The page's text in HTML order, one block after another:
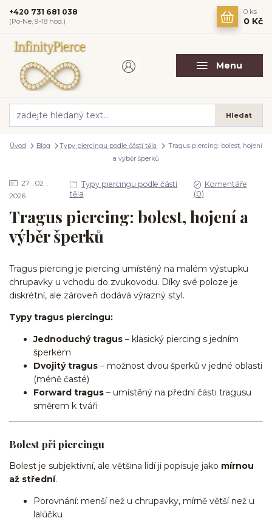
Menu
Hledat
+420 731 681 038
(Po-Ne, 9-18 hod.)
0 ks
0 Kč
Úvod Blog Typy piercingu podle částí těla
Tragus piercing: bolest, hojení
a výběr šperků
27
02
2026
Typy piercingu podle částí
těla
Komentáře
(0)
Tragus piercing: bolest, hojení a
výběr šperků
Tragus piercing je piercing umístěný na malém výstupku
chrupavky u vchodu do zvukovodu. Díky své poloze je
diskrétní, ale zároveň dodává výrazný styl.
Typy tragus piercingu:
Jednoduchý tragus – klasický piercing s jedním
šperkem
Dvojitý tragus – možnost dvou šperků v jedné oblasti
(méně časté)
Forward tragus – umístěný na přední části tragusu
směrem k tváři
Bolest při piercingu
Bolest je subjektivní, ale většina lidí ji popisuje jako mírnou
až střední.
Porovnání: menší než u chrupavky, mírně větší než u
lalůčku